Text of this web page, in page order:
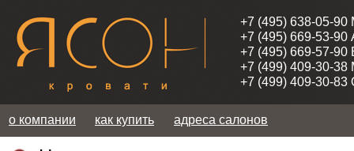
+7 (495) 638-05-90
+7 (495) 669-53-90
+7 (495) 669-57-90
+7 (499) 409-30-38
+7 (499) 409-30-83
о компании как купить адреса салонов